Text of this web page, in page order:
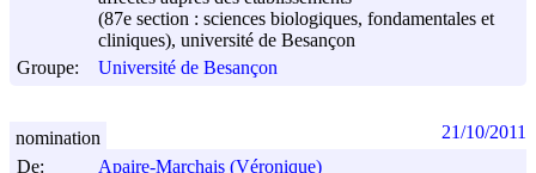
(87e section : sciences biologiques, fondamentales et
cliniques), université de Besançon
Groupe:
Université de Besançon
De: Apaire-Marchais (Véronique)
nomination 21/10/2011